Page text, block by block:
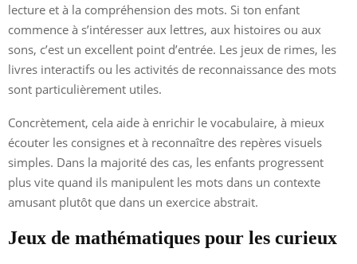
lecture et à la compréhension des mots. Si ton enfant
commence à s’intéresser aux lettres, aux histoires ou aux
sons, c’est un excellent point d’entrée. Les jeux de rimes, les
livres interactifs ou les activités de reconnaissance des mots
sont particulièrement utiles.
Concrètement, cela aide à enrichir le vocabulaire, à mieux
écouter les consignes et à reconnaître des repères visuels
simples. Dans la majorité des cas, les enfants progressent
plus vite quand ils manipulent les mots dans un contexte
amusant plutôt que dans un exercice abstrait.
Jeux de mathématiques pour les curieux